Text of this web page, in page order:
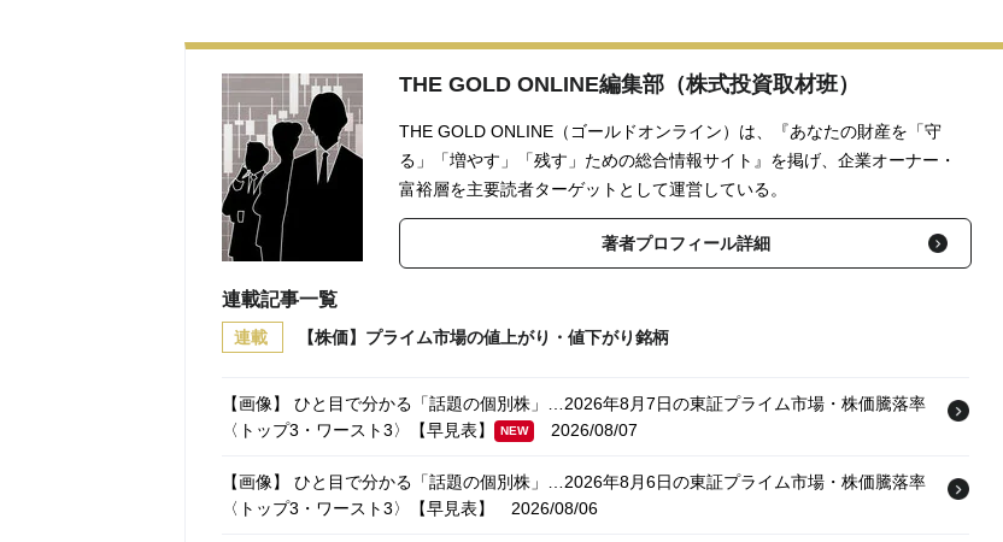
THE GOLD ONLINE編集部（株式投資取材班）
THE GOLD ONLINE（ゴールドオンライン）は、『あなたの財産を「守
る」「増やす」「残す」ための総合情報サイト』を掲げ、企業オーナー・
富裕層を主要読者ターゲットとして運営している。
著者プロフィール詳細
連載記事一覧
連載 【株価】プライム市場の値上がり・値下がり銘柄
【画像】 ひと目で分かる「話題の個別株」…2026年8月7日の東証プライム市場・株価騰落率
〈トップ3・ワースト3〉【早見表】
NEW 2026/08/07
【画像】 ひと目で分かる「話題の個別株」…2026年8月6日の東証プライム市場・株価騰落率
〈トップ3・ワースト3〉【早見表】
2026/08/06